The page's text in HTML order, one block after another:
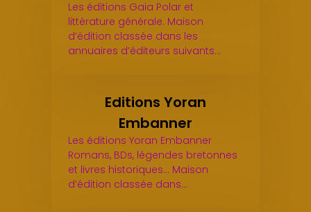
Les éditions Gaia Polar et
littérature générale. Maison
d’édition classée dans les
annuaires d’éditeurs suivants…
Editions Yoran
Embanner
Les éditions Yoran Embanner
Romans, BDs, légendes bretonnes
et livres historiques... Maison
d’édition classée dans…